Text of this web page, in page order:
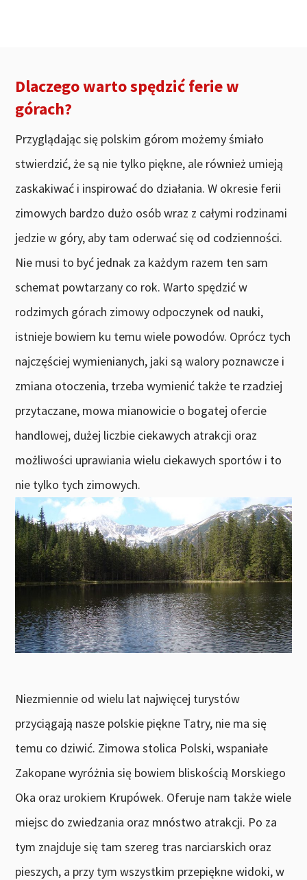
Dlaczego warto spędzić ferie w
górach?
Przyglądając się polskim górom możemy śmiało
stwierdzić, że są nie tylko piękne, ale również umieją
zaskakiwać i inspirować do działania. W okresie ferii
zimowych bardzo dużo osób wraz z całymi rodzinami
jedzie w góry, aby tam oderwać się od codzienności.
Nie musi to być jednak za każdym razem ten sam
schemat powtarzany co rok. Warto spędzić w
rodzimych górach zimowy odpoczynek od nauki,
istnieje bowiem ku temu wiele powodów. Oprócz tych
najczęściej wymienianych, jaki są walory poznawcze i
zmiana otoczenia, trzeba wymienić także te rzadziej
przytaczane, mowa mianowicie o bogatej ofercie
handlowej, dużej liczbie ciekawych atrakcji oraz
możliwości uprawiania wielu ciekawych sportów i to
nie tylko tych zimowych.
Niezmiennie od wielu lat najwięcej turystów
przyciągają nasze polskie piękne Tatry, nie ma się
temu co dziwić. Zimowa stolica Polski, wspaniałe
Zakopane wyróżnia się bowiem bliskością Morskiego
Oka oraz urokiem Krupówek. Oferuje nam także wiele
miejsc do zwiedzania oraz mnóstwo atrakcji. Po za
tym znajduje się tam szereg tras narciarskich oraz
pieszych, a przy tym wszystkim przepiękne widoki, w